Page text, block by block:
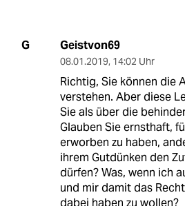
G Geistvon69
08.01.2019, 14:02 Uhr
Richtig, Sie können die
verstehen. Aber diese
Sie als über die
Glauben Sie ernsthaft,
erworben zu haben,
ihrem Gutdünken den
dürfen? Was, wenn ich
und mir damit das
dabei haben zu wollen?